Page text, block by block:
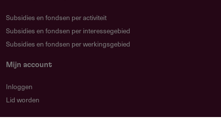
Aanvraag uitsluitend via het online aanvraagportal;
aanvragen per e-mail worden niet behandeld
en september 2027
Toegang tot een bankrekening voor elektronische
betalingen in USD
Subsidies en fondsen per activiteit
Subsidies en fondsen per interessegebied
Subsidies en fondsen per werkingsgebied
Mijn account
Inloggen
Lid worden